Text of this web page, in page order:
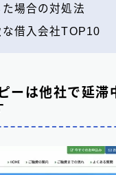
場合の対処法
借入会社TOP10
ーは他社で延滞